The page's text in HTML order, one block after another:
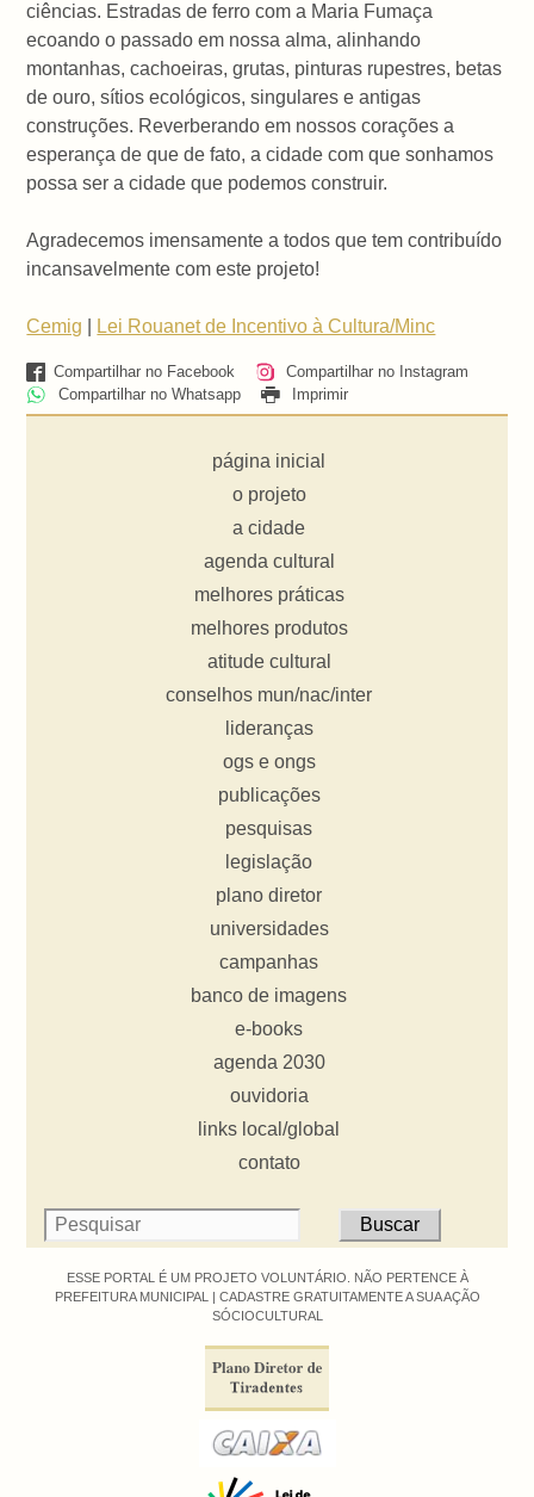
ciências. Estradas de ferro com a Maria Fumaça
ecoando o passado em nossa alma, alinhando
montanhas, cachoeiras, grutas, pinturas rupestres, betas
de ouro, sítios ecológicos, singulares e antigas
construções. Reverberando em nossos corações a
esperança de que de fato, a cidade com que sonhamos
possa ser a cidade que podemos construir.
Agradecemos imensamente a todos que tem contribuído
incansavelmente com este projeto!
Cemig Lei Rouanet de Incentivo à Cultura/Minc
Compartilhar no Facebook
Compartilhar no Instagram
Compartilhar no Whatsapp
Imprimir
página inicial
o projeto
a cidade
agenda cultural
melhores práticas
melhores produtos
atitude cultural
conselhos mun/nac/inter
lideranças
ogs e ongs
publicações
pesquisas
legislação
plano diretor
universidades
campanhas
banco de imagens
e-books
agenda 2030
ouvidoria
links local/global
contato
ESSE PORTAL É UM PROJETO VOLUNTÁRIO. NÃO PERTENCE À
PREFEITURA MUNICIPAL | CADASTRE GRATUITAMENTE A SUA AÇÃO
SÓCIOCULTURAL